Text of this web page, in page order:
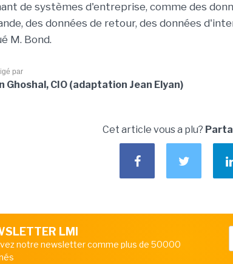
de systèmes d'entreprise, comme des
des données de retour, des données
M. Bond.
par
Ghoshal, CIO (adaptation Jean Elyan)
Cet article vous a plu?
LMI
notre newsletter comme plus de 50000